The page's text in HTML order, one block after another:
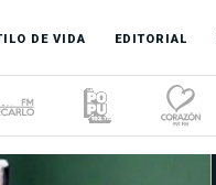
DE VIDA EDITORIAL